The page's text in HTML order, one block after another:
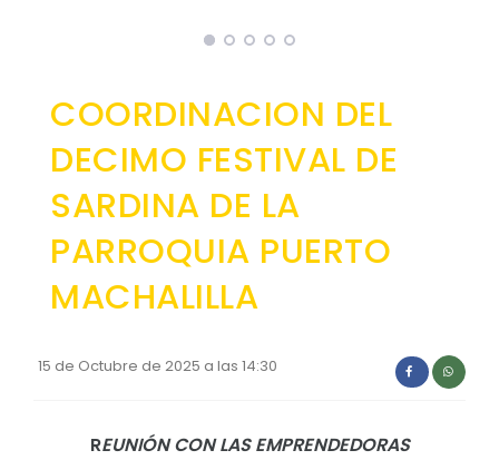
ClimaPlan de desarrollo y Ordenamiento Territorial -
Plan Anual Contratación - PAC
Plan Operativo Anual - POA
Procesos de contratación
Obras y proyectos
COORDINACION DEL
DECIMO FESTIVAL DE
SARDINA DE LA
PARROQUIA PUERTO
MACHALILLA
15 de Octubre de 2025 a las 14:30
REUNIÓN CON LAS EMPRENDEDORAS